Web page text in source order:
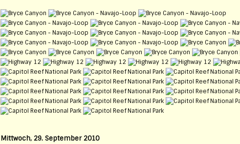
Mittwoch, 29. September 2010